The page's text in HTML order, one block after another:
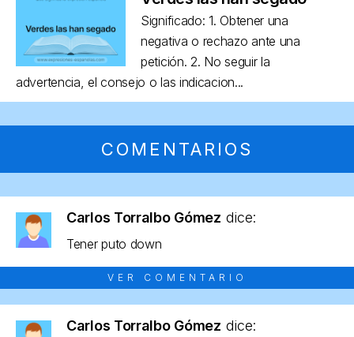
Significado: 1. Obtener una
negativa o rechazo ante una
petición. 2. No seguir la
advertencia, el consejo o las indicacion...
COMENTARIOS
Carlos Torralbo Gómez dice:
Tener puto down
VER COMENTARIO
Carlos Torralbo Gómez dice: